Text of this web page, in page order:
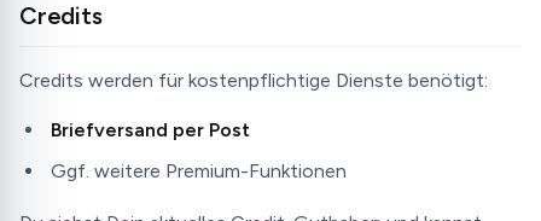
Credits
Credits werden für kostenpflichtige Dienste benötigt:
Briefversand per Post
Ggf. weitere Premium-Funktionen